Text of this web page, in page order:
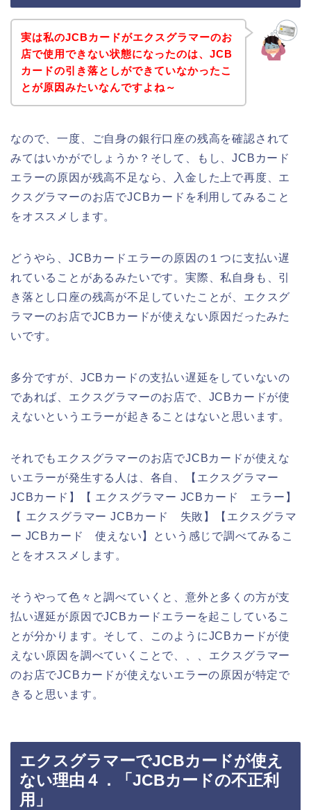
実は私のJCBカードがエクスグラマーのお
店で使用できない状態になったのは、JCB
カードの引き落としができていなかったこ
とが原因みたいなんですよね～
なので、一度、ご自身の銀行口座の残高を確認されて
みてはいかがでしょうか？そして、もし、JCBカード
エラーの原因が残高不足なら、入金した上で再度、エ
クスグラマーのお店でJCBカードを利用してみること
をオススメします。
どうやら、JCBカードエラーの原因の１つに支払い遅
れていることがあるみたいです。実際、私自身も、引
き落とし口座の残高が不足していたことが、エクスグ
ラマーのお店でJCBカードが使えない原因だったみた
いです。
多分ですが、JCBカードの支払い遅延をしていないの
であれば、エクスグラマーのお店で、JCBカードが使
えないというエラーが起きることはないと思います。
それでもエクスグラマーのお店でJCBカードが使えな
いエラーが発生する人は、各自、【エクスグラマー
JCBカード】【 エクスグラマー JCBカード エラー】
【 エクスグラマー JCBカード 失敗】【エクスグラマ
ー JCBカード 使えない】という感じで調べてみるこ
とをオススメします。
そうやって色々と調べていくと、意外と多くの方が支
払い遅延が原因でJCBカードエラーを起こしているこ
とが分かります。そして、このようにJCBカードが使
えない原因を調べていくことで、、、エクスグラマー
のお店でJCBカードが使えないエラーの原因が特定で
きると思います。
エクスグラマーでJCBカードが使え
ない理由４．「JCBカードの不正利
用」